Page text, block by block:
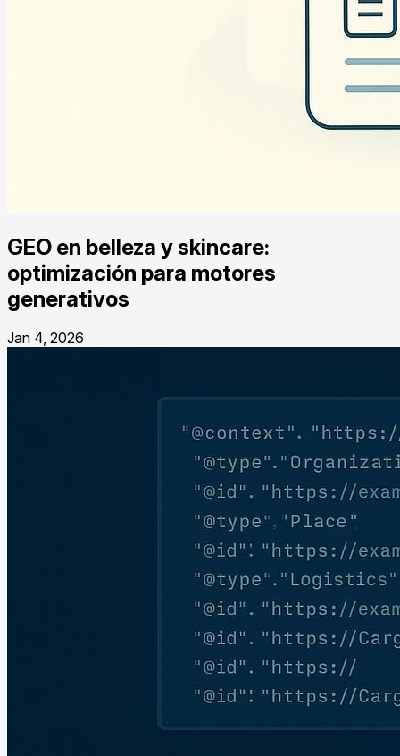
GEO en belleza y skincare:
optimización para motores
generativos
Jan 4, 2026